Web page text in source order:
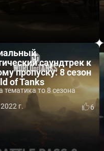
саундтрек к
пропуску: 8 сезон
of Tanks
тематика то 8 сезона
г.
6